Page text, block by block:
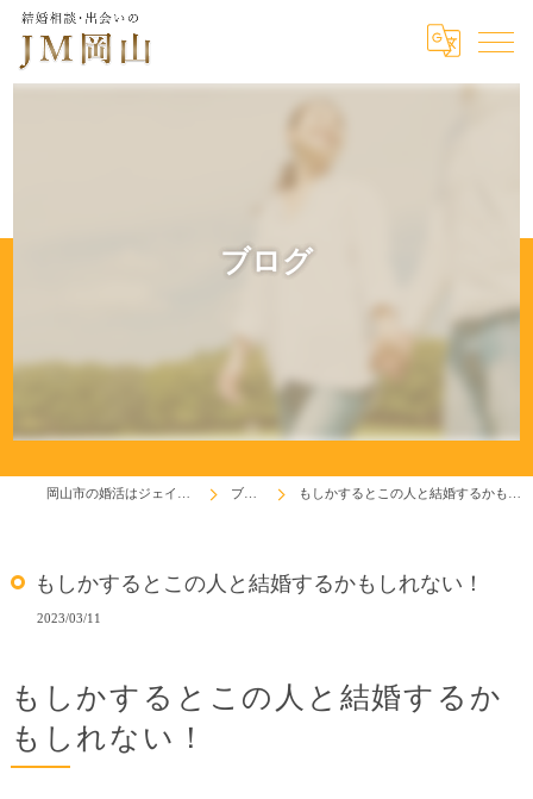
ブログ
ブログ もしかするとこの人と結婚するかもしれない！
もしかするとこの人と結婚するかもしれない！
2023/03/11
もしかするとこの人と結婚するか
もしれない！